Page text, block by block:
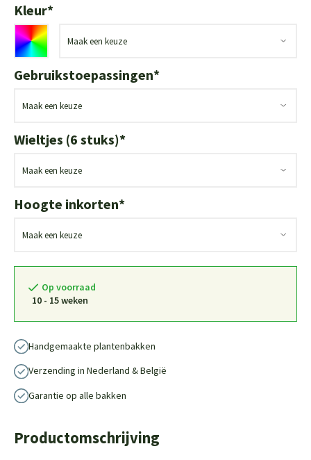
Kleur*
Gebruikstoepassingen*
Wieltjes (6 stuks)*
Hoogte inkorten*
Op voorraad
10 - 15 weken
Handgemaakte plantenbakken
Verzending in Nederland & België
Garantie op alle bakken
Productomschrijving